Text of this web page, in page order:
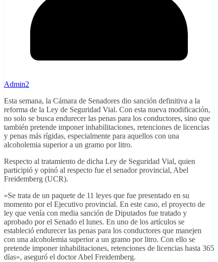
Admin2
Esta semana, la Cámara de Senadores dio sanción definitiva a la
reforma de la Ley de Seguridad Vial. Con esta nueva modificación,
no solo se busca endurecer las penas para los conductores, sino que
también pretende imponer inhabilitaciones, retenciones de licencias
y penas más rígidas, especialmente para aquellos con una
alcoholemia superior a un gramo por litro.
Respecto al tratamiento de dicha Ley de Seguridad Vial, quien
participió y opinó al respecto fue el senador provincial, Abel
Freidemberg (UCR).
«Se trata de un paquete de 11 leyes que fue presentado en su
momento por el Ejecutivo provincial. En este caso, el proyecto de
ley que venía con media sanción de Diputados fue tratado y
aprobado por el Senado el lunes. En uno de los artículos se
estableció endurecer las penas para los conductores que manejen
con una alcoholemia superior a un gramo por litro. Con ello se
pretende imponer inhabilitaciones, retenciones de licencias hasta 365
días», aseguró el doctor Abel Freidemberg.